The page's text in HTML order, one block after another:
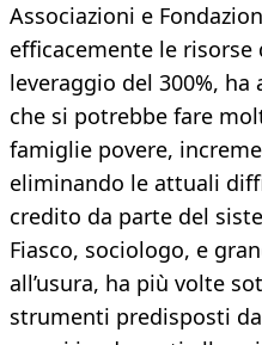
Associazioni e
efficacemente le risorse
leveraggio del 300%,
che si potrebbe fare
famiglie povere,
eliminando le attuali
credito da parte del
Fiasco, sociologo, e
all’usura, ha più volte
strumenti predisposti